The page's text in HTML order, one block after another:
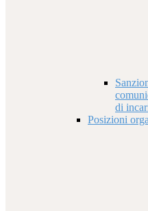
di
Posizioni